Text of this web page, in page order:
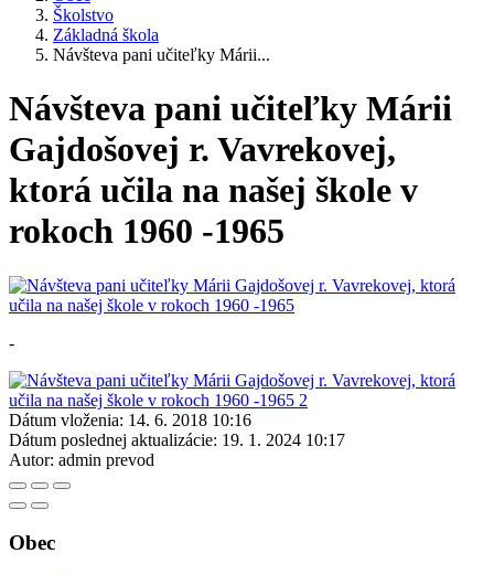
Školstvo
Základná škola
Návšteva pani učiteľky Márii...
Návšteva pani učiteľky Márii
Gajdošovej r. Vavrekovej,
ktorá učila na našej škole v
rokoch 1960 -1965
-
Dátum vloženia: 14. 6. 2018 10:16
Dátum poslednej aktualizácie: 19. 1. 2024 10:17
Autor: admin prevod
Obec